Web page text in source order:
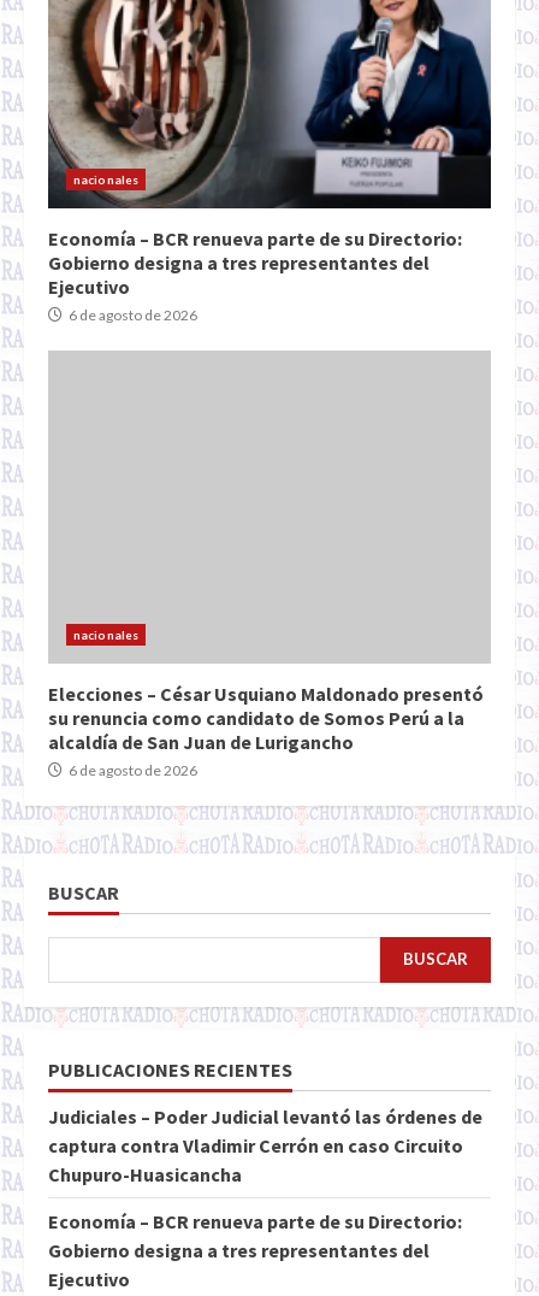
nacionales
Economía – BCR renueva parte de su Directorio:
Gobierno designa a tres representantes del
Ejecutivo
6 de agosto de 2026
nacionales
Elecciones – César Usquiano Maldonado presentó
su renuncia como candidato de Somos Perú a la
alcaldía de San Juan de Lurigancho
6 de agosto de 2026
BUSCAR
BUSCAR
PUBLICACIONES RECIENTES
Judiciales – Poder Judicial levantó las órdenes de
captura contra Vladimir Cerrón en caso Circuito
Chupuro-Huasicancha
Economía – BCR renueva parte de su Directorio:
Gobierno designa a tres representantes del
Ejecutivo